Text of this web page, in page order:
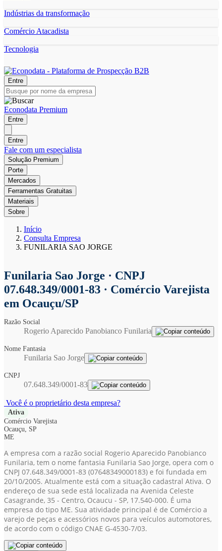
Indústrias da transformação
Comércio Atacadista
Tecnologia
Entre
Econodata Premium
Entre
Entre
Fale com um especialista
Solução Premium
Porte
Mercados
Ferramentas Gratuitas
Materiais
Sobre
Início
Consulta Empresa
FUNILARIA SAO JORGE
Funilaria Sao Jorge · CNPJ
07.648.349/0001-83 · Comércio Varejista
em Ocauçu/SP
Razão Social
Rogerio Aparecido Panobianco Funilaria
Nome Fantasia
Funilaria Sao Jorge
CNPJ
07.648.349/0001-83
Você é o proprietário desta empresa?
Ativa
Comércio Varejista
Ocauçu, SP
ME
A empresa com a razão social Rogerio Aparecido Panobianco
Funilaria, tem o nome fantasia Funilaria Sao Jorge, opera com o
CNPJ 07.648.349/0001-83 (07648349000183) e foi fundada em
20/10/2005. Atualmente está com a situação cadastral Ativa. O
endereço de sua sede está localizada na Avenida Celeste
Casagrande, 35 - Centro, Ocaucu - SP, 17.540-000. É uma
empresa do tipo ME. Sua atividade principal é de Comércio a
varejo de peças e acessórios novos para veículos automotores,
de acordo com o código CNAE G-4530-7/03.